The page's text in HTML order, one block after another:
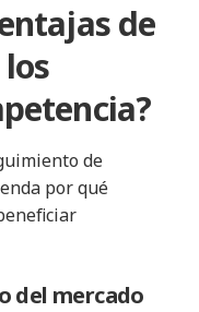
de
de
por qué
del mercado